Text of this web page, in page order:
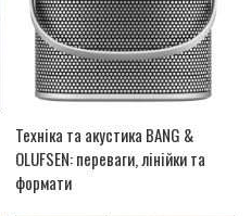
Техніка та акустика BANG &
OLUFSEN: переваги, лінійки та
формати